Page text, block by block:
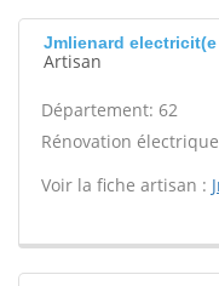
Jmlienard
Artisan
Département: 62
Rénovation
Voir la fiche artisan :